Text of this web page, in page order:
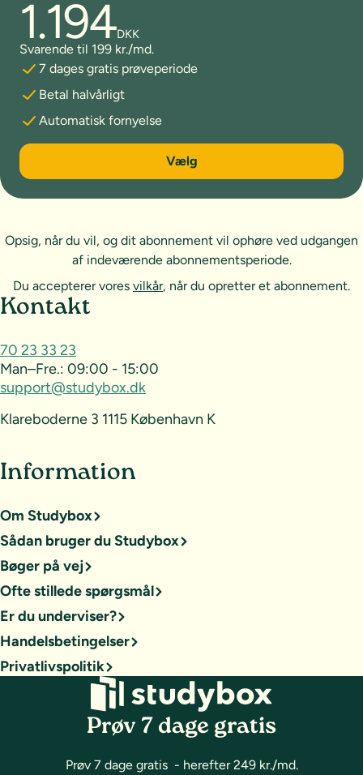
1.194DKK
Svarende til 199 kr./md.
7 dages gratis prøveperiode
Betal halvårligt
Automatisk fornyelse
6 måneder
Vælg
Opsig, når du vil, og dit abonnement vil ophøre ved udgangen
af indeværende abonnementsperiode.
Du accepterer vores vilkår, når du opretter et abonnement.
Sideoversigt og kontakt
Kontakt
70 23 33 23
Man–Fre.: 09:00 - 15:00
support@studybox.dk
Klareboderne 3 1115 København K
Information
Om Studybox
Sådan bruger du Studybox
Bøger på vej
Ofte stillede spørgsmål
Er du underviser?
Handelsbetingelser
Privatlivspolitik
Prøv 7 dage gratis
Prøv 7 dage gratis - herefter 249 kr./md.